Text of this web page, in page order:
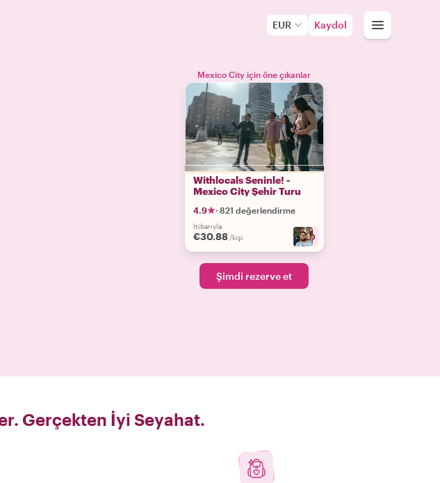
EUR Kaydol
Mexico City için öne çıkanlar
Withlocals Seninle! -
Mexico City Şehir Turu
4.9 · 821 değerlendirme
İtibarıyla
€30.88 /kişi +10
Şimdi rezerve et
Gerçekten İyi Seyahat.